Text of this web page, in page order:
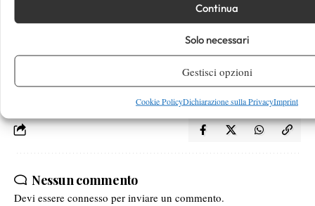
Continua
Solo necessari
Gestisci opzioni
Cookie PolicyDichiarazione sulla PrivacyImprint
Seppi Tipsarevic
Nessun commento
Devi essere connesso per inviare un commento.